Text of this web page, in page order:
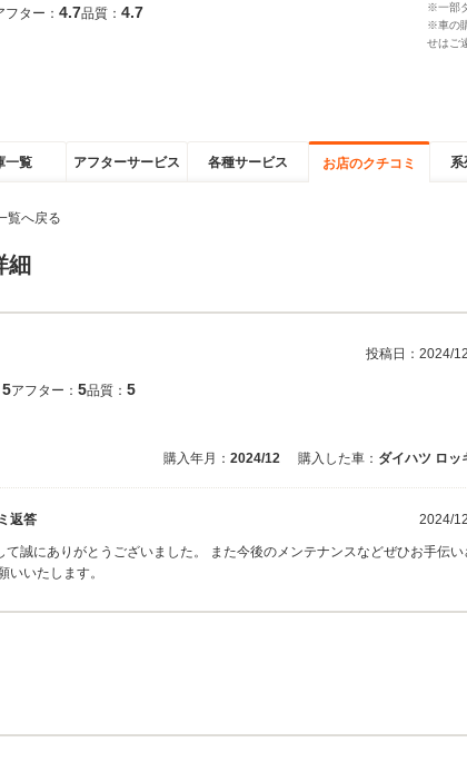
フター： 4.7品質： 4.7
※一部
※車の
せはご
一覧 アフターサービス 各種サービス お店のクチコミ 系
覧へ戻る
細
投稿日： 2024/
5アフター： 5品質： 5
購入年月： 2024/12 購入した車： ダイハツ ロッ
返答 2024/
誠にありがとうございました。 また今後のメンテナンスなどぜひお手伝い
いたします。